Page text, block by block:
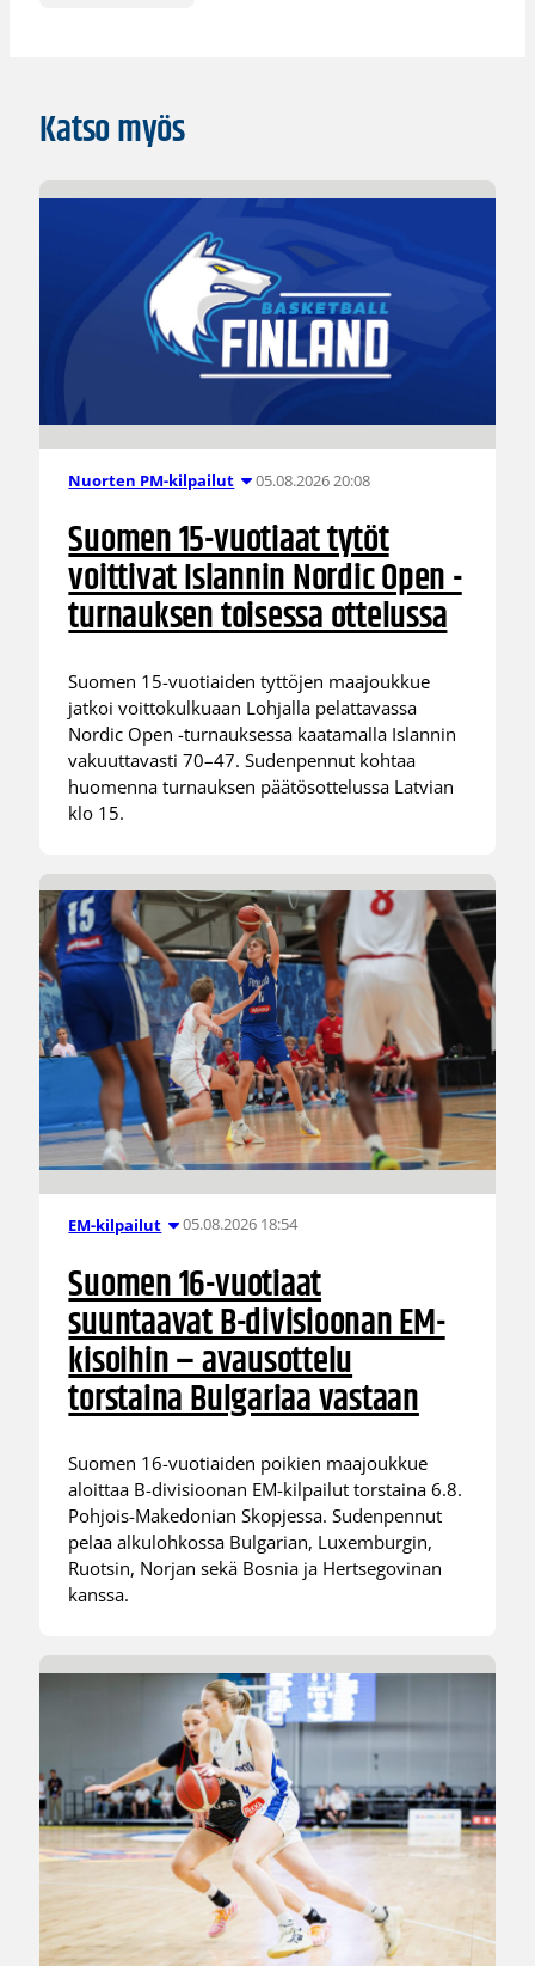
Katso myös
Nuorten PM-kilpailut 05.08.2026 20:08
Suomen 15-vuotiaat tytöt
voittivat Islannin Nordic Open -
turnauksen toisessa ottelussa
Suomen 15-vuotiaiden tyttöjen maajoukkue
jatkoi voittokulkuaan Lohjalla pelattavassa
Nordic Open -turnauksessa kaatamalla Islannin
vakuuttavasti 70–47. Sudenpennut kohtaa
huomenna turnauksen päätösottelussa Latvian
klo 15.
EM-kilpailut 05.08.2026 18:54
Suomen 16-vuotiaat
suuntaavat B-divisioonan EM-
kisoihin – avausottelu
torstaina Bulgariaa vastaan
Suomen 16-vuotiaiden poikien maajoukkue
aloittaa B-divisioonan EM-kilpailut torstaina 6.8.
Pohjois-Makedonian Skopjessa. Sudenpennut
pelaa alkulohkossa Bulgarian, Luxemburgin,
Ruotsin, Norjan sekä Bosnia ja Hertsegovinan
kanssa.